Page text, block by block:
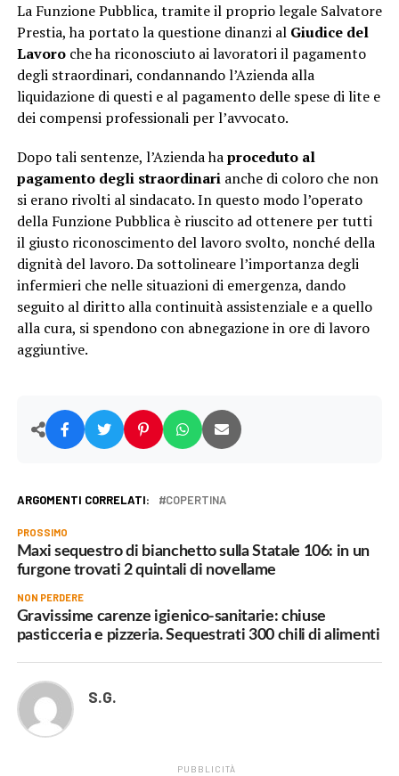
La Funzione Pubblica, tramite il proprio legale Salvatore
Prestia, ha portato la questione dinanzi al Giudice del
Lavoroche ha riconosciuto ai lavoratori il pagamento
degli straordinari, condannando l’Azienda alla
liquidazione di questi e al pagamento delle spese di lite e
dei compensi professionali per l’avvocato.
Dopo tali sentenze, l’Azienda haproceduto al
pagamento degli straordinarianche di coloro che non
si erano rivolti al sindacato. In questo modo l’operato
della Funzione Pubblica è riuscito ad ottenere per tutti
il giusto riconoscimento del lavoro svolto, nonché della
dignità del lavoro. Da sottolineare l’importanza degli
infermieri che nelle situazioni di emergenza, dando
seguito al diritto alla continuità assistenziale e a quello
alla cura, si spendono con abnegazione in ore di lavoro
aggiuntive.
ARGOMENTI CORRELATI: COPERTINA
PROSSIMO
Maxi sequestro di bianchetto sulla Statale 106: in un
furgone trovati 2 quintali di novellame
NON PERDERE
Gravissime carenze igienico-sanitarie: chiuse
pasticceria e pizzeria. Sequestrati 300 chili di alimenti
S.G.
PUBBLICITÀ